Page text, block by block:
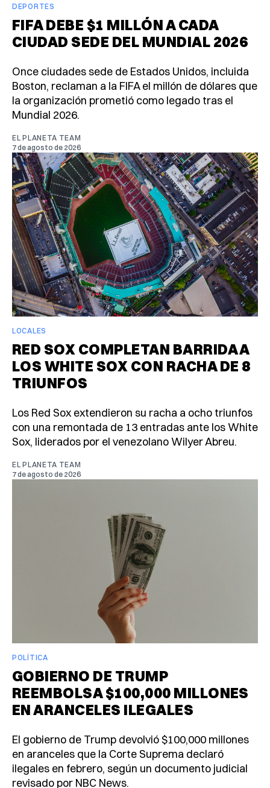
DEPORTES
FIFA DEBE $1 MILLÓN A CADA
CIUDAD SEDE DEL MUNDIAL 2026
Once ciudades sede de Estados Unidos, incluida
Boston, reclaman a la FIFA el millón de dólares que
la organización prometió como legado tras el
Mundial 2026.
EL PLANETA TEAM
7 de agosto de 2026
LOCALES
RED SOX COMPLETAN BARRIDA A
LOS WHITE SOX CON RACHA DE 8
TRIUNFOS
Los Red Sox extendieron su racha a ocho triunfos
con una remontada de 13 entradas ante los White
Sox, liderados por el venezolano Wilyer Abreu.
EL PLANETA TEAM
7 de agosto de 2026
POLÍTICA
GOBIERNO DE TRUMP
REEMBOLSA $100,000 MILLONES
EN ARANCELES ILEGALES
El gobierno de Trump devolvió $100,000 millones
en aranceles que la Corte Suprema declaró
ilegales en febrero, según un documento judicial
revisado por NBC News.